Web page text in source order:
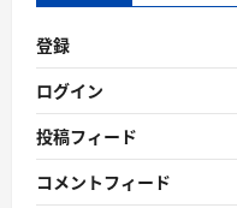
登録
ログイン
投稿フィード
コメントフィード